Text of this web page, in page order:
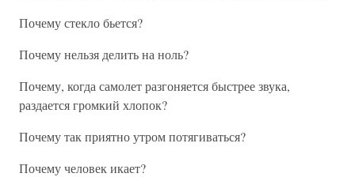
Почему стекло бьется?
Почему нельзя делить на ноль?
Почему, когда самолет разгоняется быстрее звука,
раздается громкий хлопок?
Почему так приятно утром потягиваться?
Почему человек икает?